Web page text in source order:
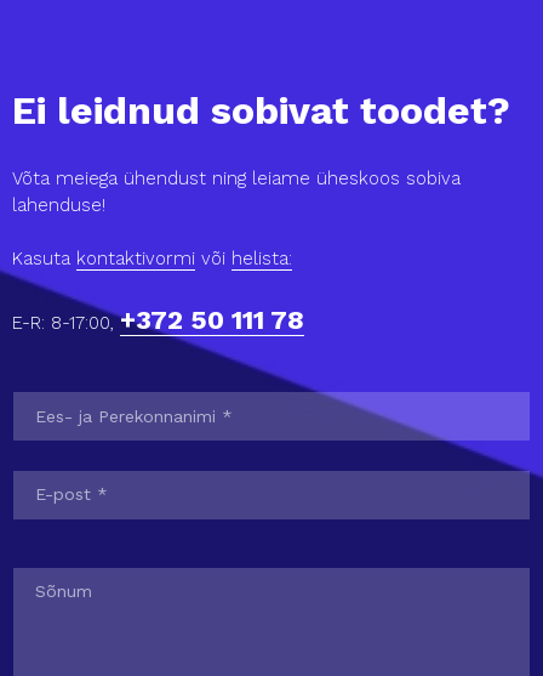
Ei leidnud sobivat toodet?
Võta meiega ühendust ning leiame üheskoos sobiva
lahenduse!
Kasuta kontaktivormi või helista:
E-R: 8-17:00,+372 50 111 78